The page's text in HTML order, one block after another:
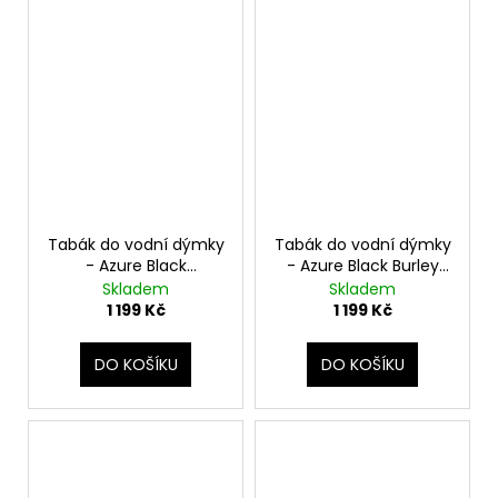
Tabák do vodní dýmky
- Azure Black
Boomerang 250g
Skladem
1 199 Kč
DO KOŠÍKU
Tabák do vodní dýmky
- Azure Black Burley
Rio Mnt 250g
Skladem
1 199 Kč
DO KOŠÍKU